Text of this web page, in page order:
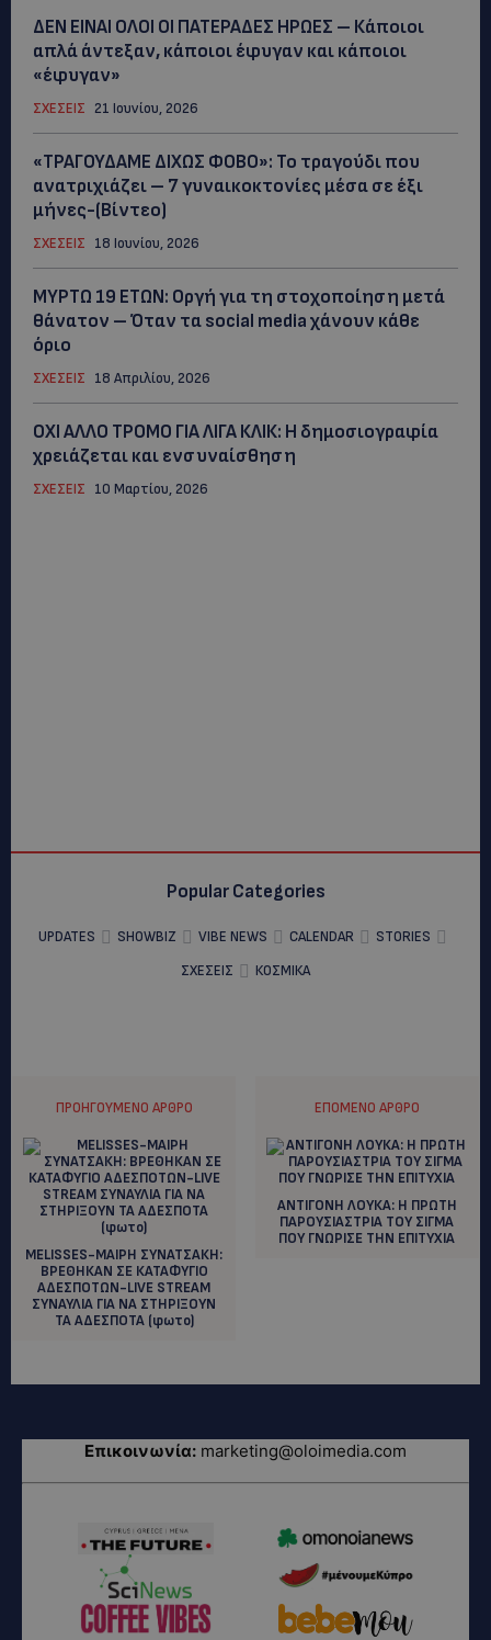
ΔΕΝ ΕΙΝΑΙ ΟΛΟΙ ΟΙ ΠΑΤΕΡΑΔΕΣ ΗΡΩΕΣ – Κάποιοι
απλά άντεξαν, κάποιοι έφυγαν και κάποιοι
«έφυγαν»
ΣΧΕΣΕΙΣ 21 Ιουνίου, 2026
«ΤΡΑΓΟΥΔΑΜΕ ΔΙΧΩΣ ΦΟΒΟ»: Το τραγούδι που
ανατριχιάζει – 7 γυναικοκτονίες μέσα σε έξι
μήνες-(Βίντεο)
ΣΧΕΣΕΙΣ 18 Ιουνίου, 2026
ΜYΡΤΩ 19 ΕΤΩΝ: Οργή για τη στοχοποίηση μετά
θάνατον – Όταν τα social media χάνουν κάθε
όριο
ΣΧΕΣΕΙΣ 18 Απριλίου, 2026
ΟΧΙ ΑΛΛΟ ΤΡΟΜΟ ΓΙΑ ΛΙΓΑ ΚΛΙΚ: Η δημοσιογραφία
χρειάζεται και ενσυναίσθηση
ΣΧΕΣΕΙΣ 10 Μαρτίου, 2026
Popular Categories
UPDATES SHOWBIZ VIBE NEWS CALENDAR
STORIES
ΣΧΕΣΕΙΣ
ΚΟΣΜΙΚΑ
ΠΡΟΗΓΟΎΜΕΝΟ ΆΡΘΡΟ
MELISSES-ΜΑΙΡΗ ΣΥΝΑΤΣΑΚΗ:
ΒΡΕΘΗΚΑΝ ΣΕ ΚΑΤΑΦΥΓΙΟ
ΑΔΕΣΠΟΤΩΝ-LIVE STREAM
ΣΥΝΑΥΛΙΑ ΓΙΑ ΝΑ ΣΤΗΡΙΞΟΥΝ
ΤΑ ΑΔΕΣΠΟΤΑ (φωτο)
ΕΠΌΜΕΝΟ ΆΡΘΡΟ
ΑΝΤΙΓΟΝΗ ΛΟΥΚΑ: Η ΠΡΩΤΗ
ΠΑΡΟΥΣΙΑΣΤΡΙΑ ΤΟΥ ΣΙΓΜΑ
ΠΟΥ ΓΝΩΡΙΣΕ ΤΗΝ ΕΠΙΤΥΧΙΑ
Επικοινωνία: marketing@oloimedia.com